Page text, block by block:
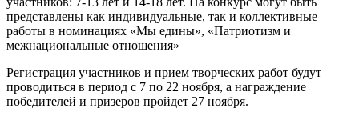
представлены как индивидуальные, так и коллективные
работы в номинациях «Мы едины», «Патриотизм и
межнациональные отношения»
Регистрация участников и прием творческих работ будут
проводиться в период с 7 по 22 ноября, а награждение
победителей и призеров пройдет 27 ноября.